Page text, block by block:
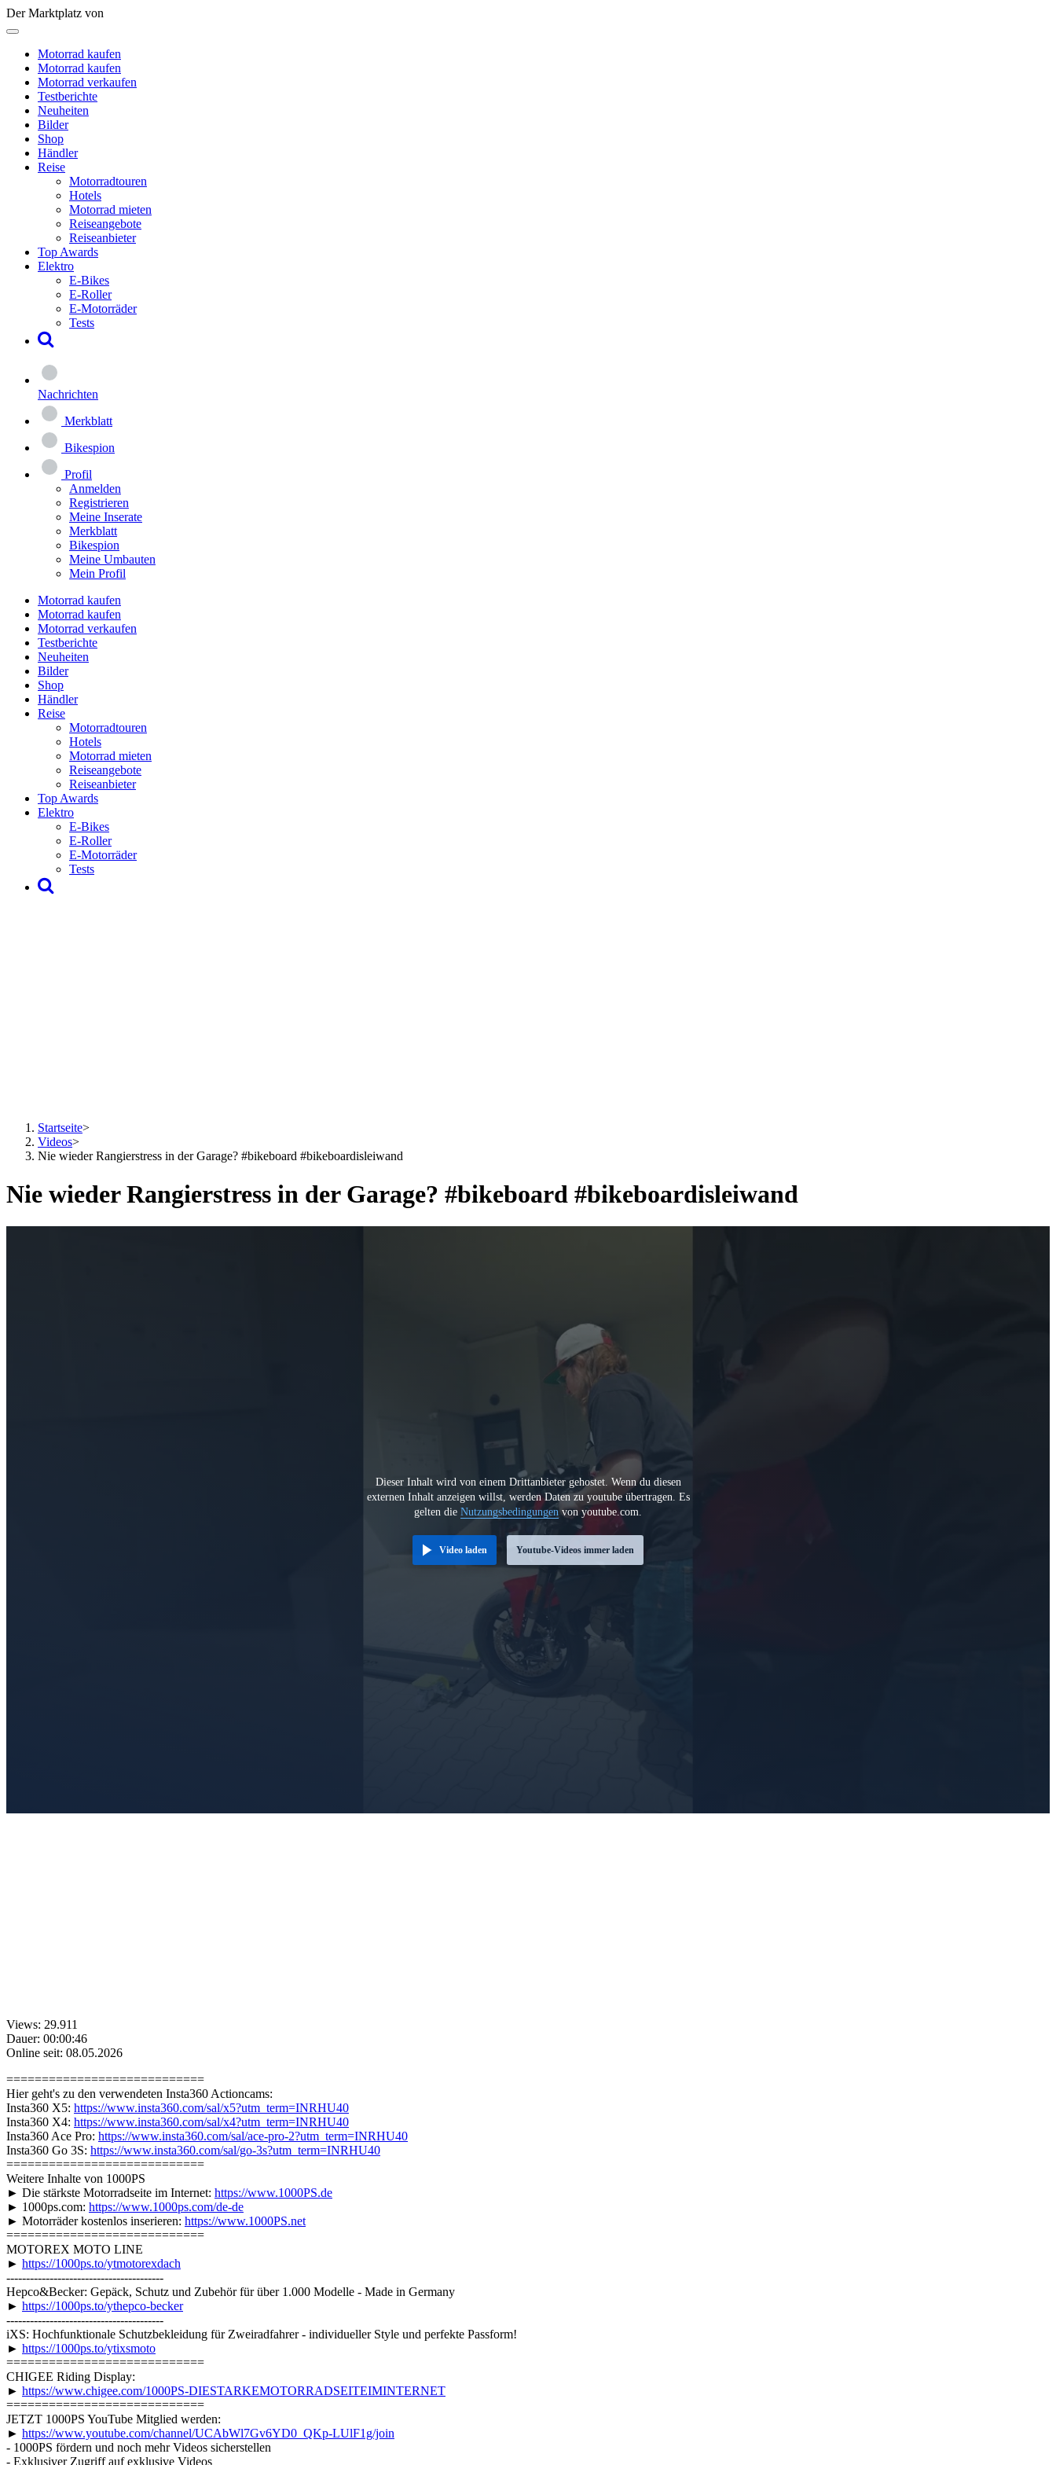
Der Marktplatz von
Motorrad kaufen
Motorrad kaufen
Motorrad verkaufen
Testberichte
Neuheiten
Bilder
Shop
Händler
Reise
Motorradtouren
Hotels
Motorrad mieten
Reiseangebote
Reiseanbieter
Top Awards
Elektro
E-Bikes
E-Roller
E-Motorräder
Tests
Nachrichten
Merkblatt
Bikespion
Profil
Anmelden
Registrieren
Meine Inserate
Merkblatt
Bikespion
Meine Umbauten
Mein Profil
Motorrad kaufen
Motorrad kaufen
Motorrad verkaufen
Testberichte
Neuheiten
Bilder
Shop
Händler
Reise
Motorradtouren
Hotels
Motorrad mieten
Reiseangebote
Reiseanbieter
Top Awards
Elektro
E-Bikes
E-Roller
E-Motorräder
Tests
Startseite>
Videos>
Nie wieder Rangierstress in der Garage? #bikeboard #bikeboardisleiwand
Nie wieder Rangierstress in der Garage? #bikeboard #bikeboardisleiwand
Dieser Inhalt wird von einem Drittanbieter gehostet. Wenn du diesen
externen Inhalt anzeigen willst, werden Daten zu youtube übertragen. Es
gelten die Nutzungsbedingungenvon youtube.com.
Video laden Youtube-Videos immer laden
Views: 29.911
Dauer: 00:00:46
Online seit: 08.05.2026
============================
Hier geht's zu den verwendeten Insta360 Actioncams:
Insta360 X5: https://www.insta360.com/sal/x5?utm_term=INRHU40
Insta360 X4: https://www.insta360.com/sal/x4?utm_term=INRHU40
Insta360 Ace Pro: https://www.insta360.com/sal/ace-pro-2?utm_term=INRHU40
Insta360 Go 3S: https://www.insta360.com/sal/go-3s?utm_term=INRHU40
============================
Weitere Inhalte von 1000PS
► Die stärkste Motorradseite im Internet: https://www.1000PS.de
► 1000ps.com: https://www.1000ps.com/de-de
► Motorräder kostenlos inserieren: https://www.1000PS.net
============================
MOTOREX MOTO LINE
► https://1000ps.to/ytmotorexdach
----------------------------------------
Hepco&Becker: Gepäck, Schutz und Zubehör für über 1.000 Modelle - Made in Germany
► https://1000ps.to/ythepco-becker
----------------------------------------
iXS: Hochfunktionale Schutzbekleidung für Zweiradfahrer - individueller Style und perfekte Passform!
► https://1000ps.to/ytixsmoto
============================
CHIGEE Riding Display:
► https://www.chigee.com/1000PS-DIESTARKEMOTORRADSEITEIMINTERNET
============================
JETZT 1000PS YouTube Mitglied werden:
► https://www.youtube.com/channel/UCAbWl7Gv6YD0_QKp-LUlF1g/join
- 1000PS fördern und noch mehr Videos sicherstellen
- Exklusiver Zugriff auf exklusive Videos